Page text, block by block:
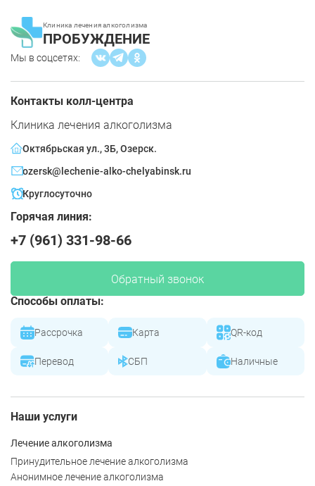
Клиника лечения алкоголизма
ПРОБУЖДЕНИЕ
Мы в соцсетях:
Контакты колл-центра
Клиника лечения алкоголизма
Октябрьская ул., 3Б, Озерск.
ozersk@lechenie-alko-chelyabinsk.ru
Круглосуточно
Горячая линия:
+7 (961) 331-98-66
Обратный звонок
Способы оплаты:
Рассрочка Карта QR-код
Перевод СБП Наличные
Наши услуги
Лечение алкоголизма
Принудительное лечение алкоголизма
Анонимное лечение алкоголизма